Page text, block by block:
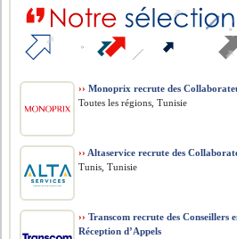
›› Monoprix recrute des
Toutes les régions, Tunisie
›› Altaservice recrute des
Tunis, Tunisie
›› Transcom recrute des Conseillers
Réception d’Appels